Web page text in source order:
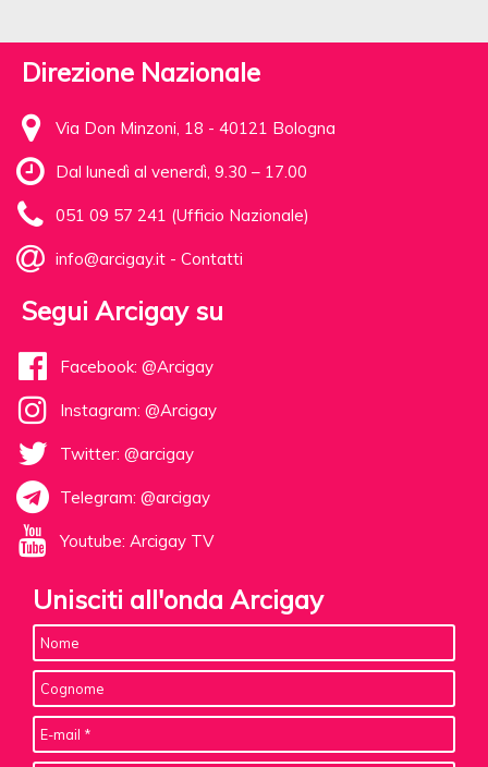
Direzione Nazionale
Via Don Minzoni, 18 - 40121 Bologna
Dal lunedì al venerdì, 9.30 – 17.00
051 09 57 241 (Ufficio Nazionale)
info@arcigay.it - Contatti
Segui Arcigay su
Facebook: @Arcigay
Instagram: @Arcigay
Twitter: @arcigay
Telegram: @arcigay
Youtube: Arcigay TV
Unisciti all'onda Arcigay